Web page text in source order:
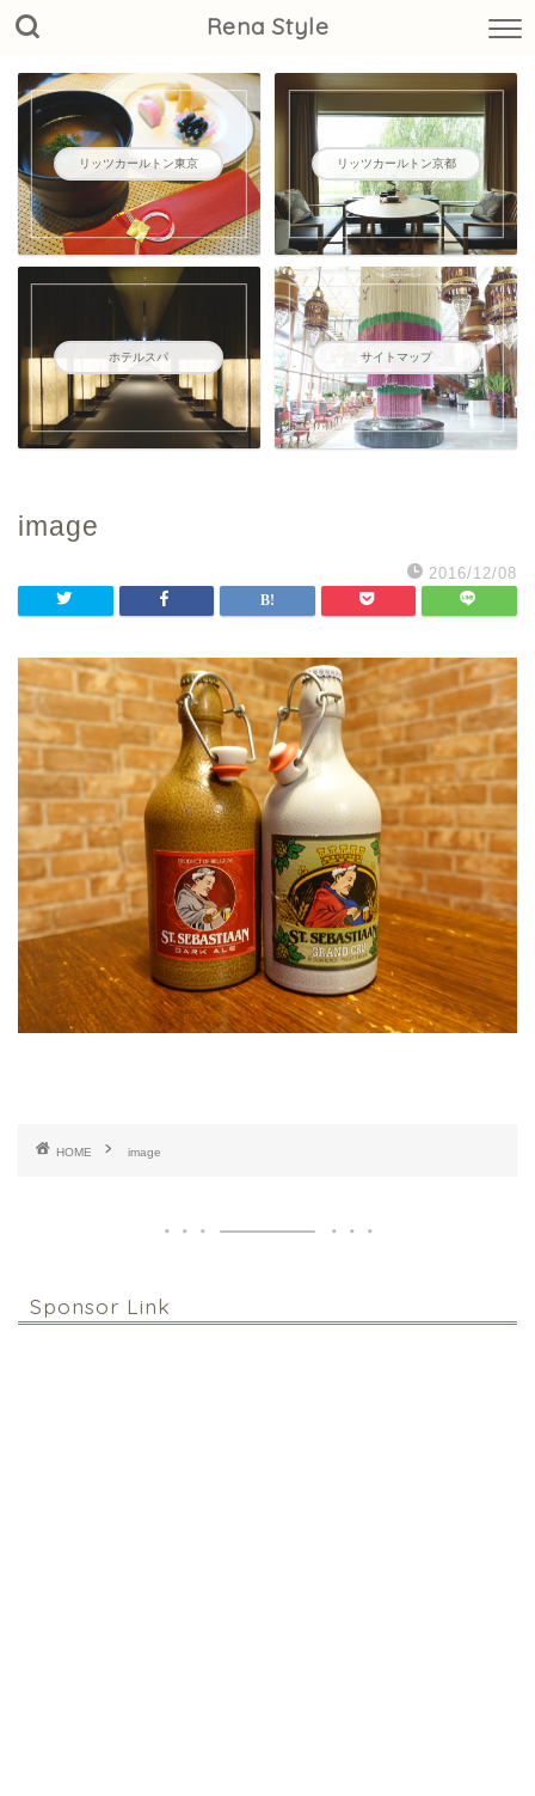
Rena Style
リッツカールトン東京 リッツカールトン京都
ホテルスパ サイトマップ
image
2016/12/08
HOME image
Sponsor Link